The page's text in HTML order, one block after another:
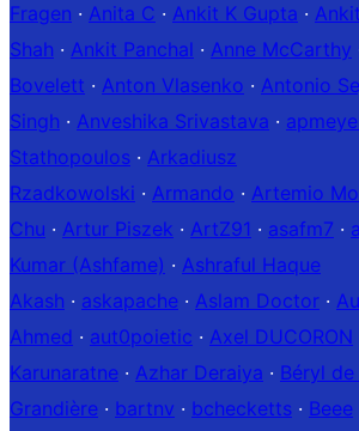
Fragen · Anita C · Ankit K Gupta ·
Shah · Ankit Panchal · Anne McCarthy
Bovelett · Anton Vlasenko · Antonio
Singh · Anveshika Srivastava ·
Stathopoulos · Arkadiusz
Rzadkowolski · Armando · Artemio
Chu · Artur Piszek · ArtZ91 · asafm7 ·
Kumar (Ashfame) · Ashraful Haque
Akash · askapache · Aslam Doctor ·
Ahmed · aut0poietic · Axel DUCORON
Karunaratne · Azhar Deraiya · Béryl de
Grandière · bartnv · bchecketts · Beee